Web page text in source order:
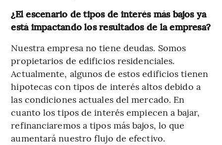
¿El escenario de tipos de interés más bajos ya
está impactando los resultados de la empresa?
Nuestra empresa no tiene deudas. Somos
propietarios de edificios residenciales.
Actualmente, algunos de estos edificios tienen
hipotecas con tipos de interés altos debido a
las condiciones actuales del mercado. En
cuanto los tipos de interés empiecen a bajar,
refinanciaremos a tipos más bajos, lo que
aumentará nuestro flujo de efectivo.